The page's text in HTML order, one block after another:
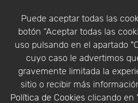
Puede aceptar todas las
botón “Aceptar todas las
uso pulsando en el apartado
cuyo caso le advertimos
gravemente limitada la
sitio o recibir más
Política de Cookies clicando en
Empresa|Aviso Legal|
Política de
© Copyright 1994 - 2026.